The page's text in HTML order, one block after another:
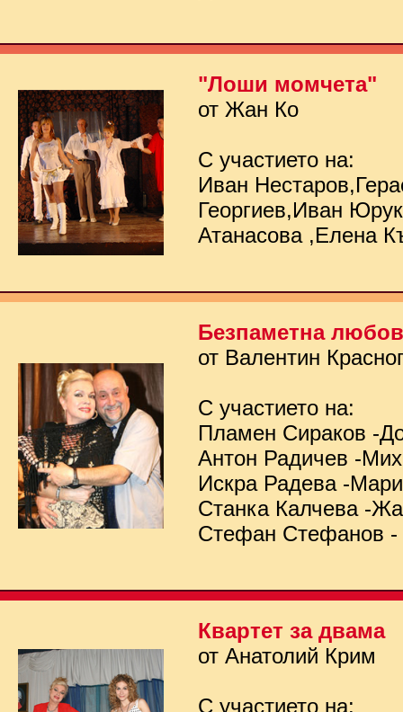
"Лоши момчета"
от Жан Ко
С участието на:
Иван
Георгиев,Иван
Атанасова ,Елена
Безпаметна любов
от Валентин
С участието на:
Пламен Сираков -
Антон Радичев -
Искра Радева -
Станка Калчева -
Стефан Стефанов
Квартет за двама
от Анатолий Крим
С участието на: